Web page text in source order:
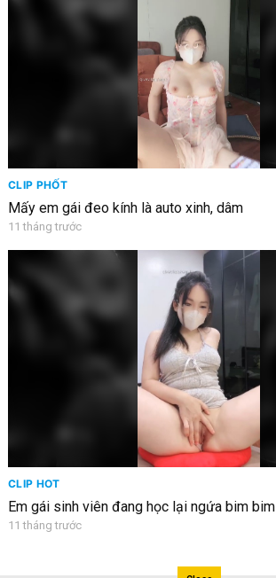
CLIP PHỐT
Mấy em gái đeo kính là auto xinh, dâm
11 tháng trước
CLIP HOT
Em gái sinh viên đang học lại ngứa bim bim
11 tháng trước